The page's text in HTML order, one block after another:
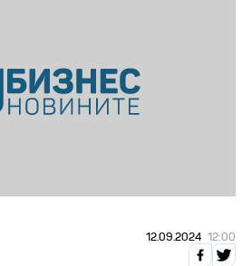
12.09.2024 12:00